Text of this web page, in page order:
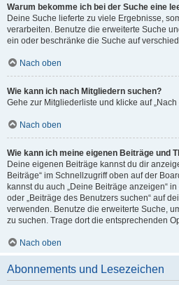
Warum bekomme ich bei der Suche eine
Deine Suche lieferte zu viele Ergebnisse,
verarbeiten. Benutze die erweiterte Suche
ein oder beschränke die Suche auf
Nach oben
Wie kann ich nach Mitgliedern suchen?
Gehe zur Mitgliederliste und klicke auf
Nach oben
Wie kann ich meine eigenen Beiträge und
Deine eigenen Beiträge kannst du dir
Beiträge“ im Schnellzugriff oben auf der
kannst du auch „Deine Beiträge anzeigen“
oder „Beiträge des Benutzers suchen“ auf
verwenden. Benutze die erweiterte Suche,
zu suchen. Trage dort die entsprechenden
Nach oben
Abonnements und Lesezeichen